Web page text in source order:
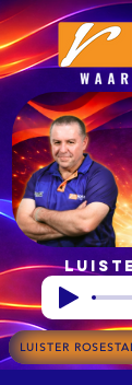
LUISTER